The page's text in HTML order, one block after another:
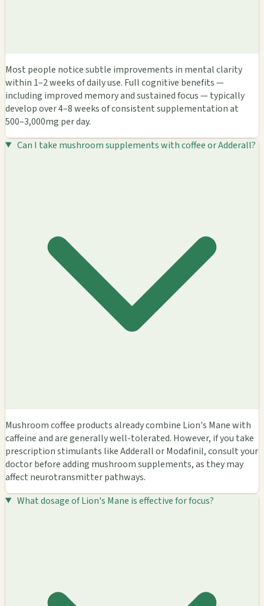
Most people notice subtle improvements in mental clarity
within 1–2 weeks of daily use. Full cognitive benefits —
including improved memory and sustained focus — typically
develop over 4–8 weeks of consistent supplementation at
500–3,000mg per day.
Can I take mushroom supplements with coffee or Adderall?
Mushroom coffee products already combine Lion's Mane with
caffeine and are generally well-tolerated. However, if you take
prescription stimulants like Adderall or Modafinil, consult your
doctor before adding mushroom supplements, as they may
affect neurotransmitter pathways.
What dosage of Lion's Mane is effective for focus?